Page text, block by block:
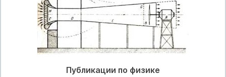
Публикации по физике